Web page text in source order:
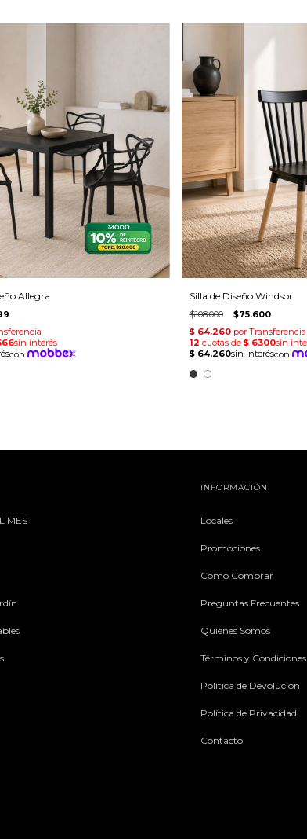
Allegra Silla de Diseño Windsor
$108.000 $75.600
MES
INFORMACIÓN
Locales
Promociones
Cómo Comprar
Preguntas Frecuentes
Quiénes Somos
Términos y Condiciones
Política de Devolución
Política de Privacidad
Contacto